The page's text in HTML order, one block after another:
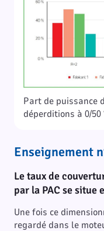
Part de puissance
déperditions à 0/50
Enseignement
Le taux de
par la PAC se situe
Une fois ce
regardé dans le